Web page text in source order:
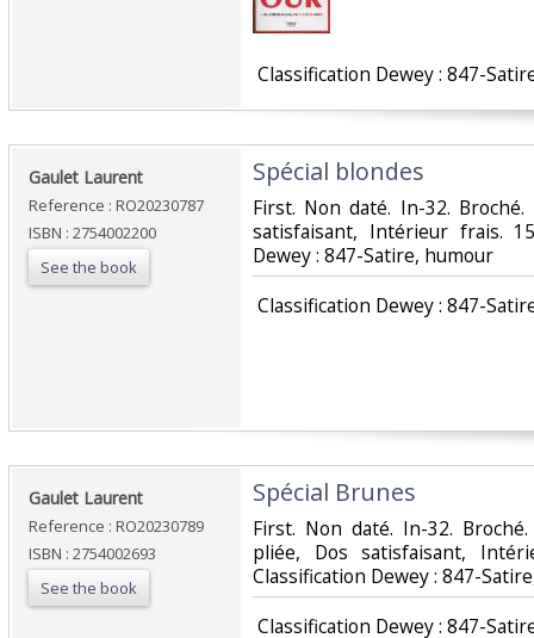
Classification Dewey : 847-
‎Gaulet Laurent‎
Reference : RO20230787
ISBN : 2754002200
See the book
‎Spécial blondes‎
‎First. Non daté. In-32.
satisfaisant, Intérieur frais.
Dewey : 847-Satire, humour‎
Classification Dewey : 847-
‎Gaulet Laurent‎
Reference : RO20230789
ISBN : 2754002693
See the book
‎Spécial Brunes‎
‎First. Non daté. In-32.
pliée, Dos satisfaisant,
Classification Dewey : 847-
Classification Dewey : 847-